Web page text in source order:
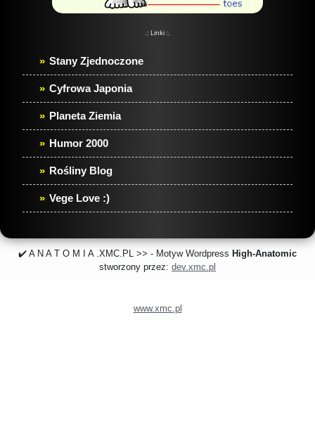
.:: Linki ::.
Stany Zjednoczone
Cyfrowa Japonia
Planeta Ziemia
Humor 2000
Rośliny Blog
Vege Love :)
✔️ A N A T O M I A .XMC.PL >> - Motyw Wordpress High-Anatomic
stworzony przez: dev.xmc.pl
www.xmc.pl